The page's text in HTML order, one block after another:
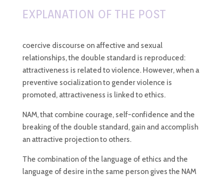
EXPLANATION OF THE POST
coercive discourse on affective and sexual
relationships, the double standard is reproduced:
attractiveness is related to violence. However, when a
preventive socialization to gender violence is
promoted, attractiveness is linked to ethics.
NAM, that combine courage, self-confidence and the
breaking of the double standard, gain and accomplish
an attractive projection to others.
The combination of the language of ethics and the
language of desire in the same person gives the NAM